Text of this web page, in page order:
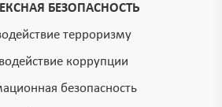
БЕЗОПАСНОСТЬ
терроризму
коррупции
безопасность